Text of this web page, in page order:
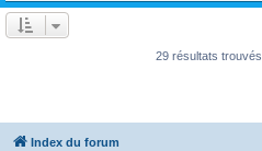
29 résultats trouvés
Index du forum